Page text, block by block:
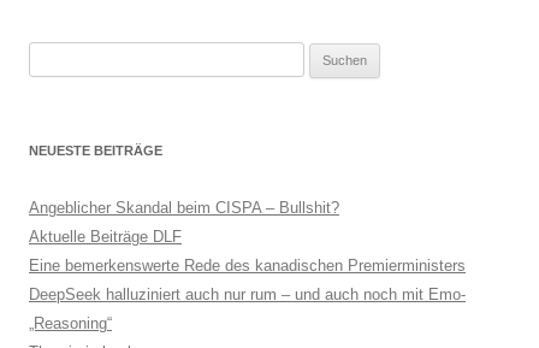
nach:
NEUESTE BEITRÄGE
Angeblicher Skandal beim CISPA – Bullshit?
Aktuelle Beiträge DLF
Eine bemerkenswerte Rede des kanadischen Premierministers
DeepSeek halluziniert auch nur rum – und auch noch mit Emo-
„Reasoning“